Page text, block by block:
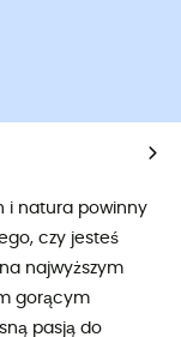
i natura powinny
czy jesteś
najwyższym
gorącym
pasją do